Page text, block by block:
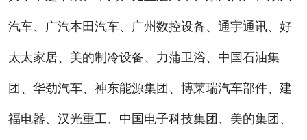
汽车、广汽本田汽车、广州数控设备、通宇通讯、好
太太家居、美的制冷设备、力蒲卫浴、中国石油集
团、华劲汽车、神东能源集团、博莱瑞汽车部件、建
福电器、汉光重工、中国电子科技集团、美的集团、